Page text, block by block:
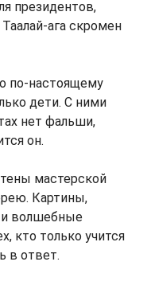
президентов,
ага скромен
по-настоящему
дети. С ними
нет фальши,
он.
мастерской
Картины,
и волшебные
кто только учится
в ответ.